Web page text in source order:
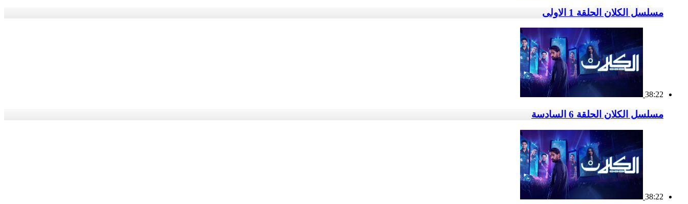
مسلسل الكلان الحلقة 1 الاولى
38:22
مسلسل الكلان الحلقة 6 السادسة
38:22